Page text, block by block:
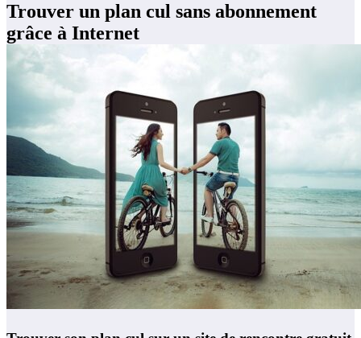
Trouver un plan cul sans abonnement
grâce à Internet